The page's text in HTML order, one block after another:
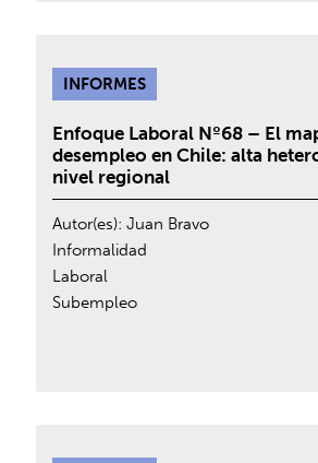
INFORMES
Enfoque Laboral Nº68 – El
desempleo en Chile: alta
nivel regional
Autor(es):Juan Bravo
Informalidad
Laboral
Subempleo